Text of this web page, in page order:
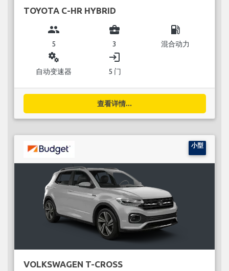
TOYOTA C-HR HYBRID
group
5
business_center
3
local_gas_station
混合动力
miscellaneous_services
自动变速器
login
5 门
查看详情...
小型
VOLKSWAGEN T-CROSS